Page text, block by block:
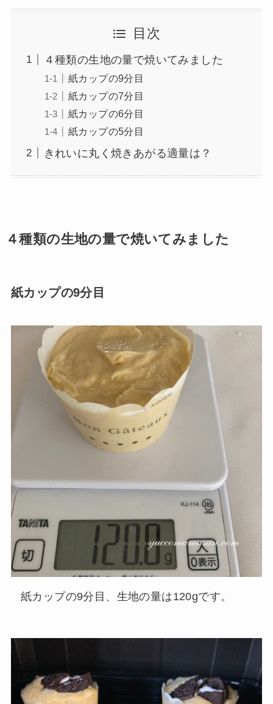
目次
４種類の生地の量で焼いてみました
紙カップの9分目
紙カップの7分目
紙カップの6分目
紙カップの5分目
きれいに丸く焼きあがる適量は？
４種類の生地の量で焼いてみました
紙カップの9分目
紙カップの9分目、生地の量は120gです。